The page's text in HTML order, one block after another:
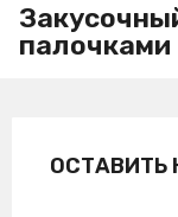
палочками
ОСТАВИТЬ